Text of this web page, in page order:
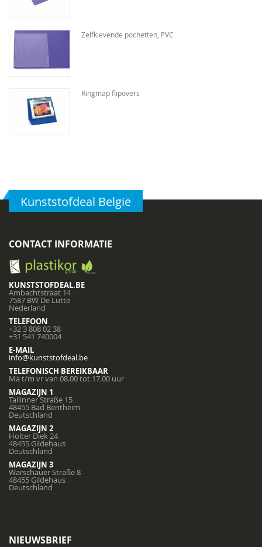
Zelfklevende pochetten, PVC
Ringmap flipovers
Kunststofdeal België
CONTACT INFORMATIE
KUNSTSTOFDEAL.BE
Ambachtstraat 14
7587 BW De Lutte
Nederland
TELEFOON
+32 3 808 02 38
+31 541 740004
E-MAIL
info@kunststofdeal.be
TELEFONISCH BEREIKBAAR
Ma t/m vr van 08.00 tot 17.00 uur
MAGAZIJN 1
Tallinner Straße 15
48455 Bad Bentheim
Deutschland
MAGAZIJN 2
Holter Diek 24
48455 Gildehaus
Deutschland
MAGAZIJN 3
Warschauer Straße 8
48455 Gildehaus
Deutschland
NIEUWSBRIEF